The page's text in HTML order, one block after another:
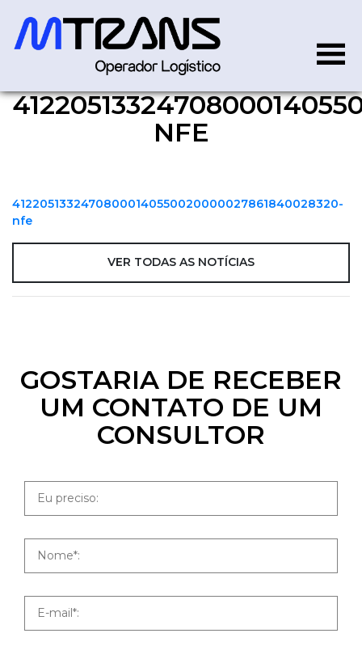
NFE
41220513324708000140550020000027861840028320-
nfe
VER TODAS AS NOTÍCIAS
GOSTARIA DE RECEBER
UM CONTATO DE UM
CONSULTOR